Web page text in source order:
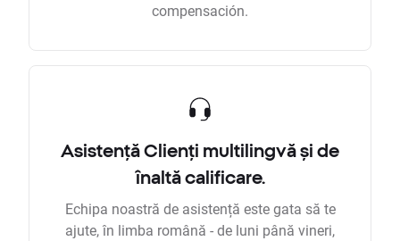
compensación.
Asistență Clienți multilingvă și de
înaltă calificare.
Echipa noastră de asistență este gata să te
ajute, în limba română - de luni până vineri,